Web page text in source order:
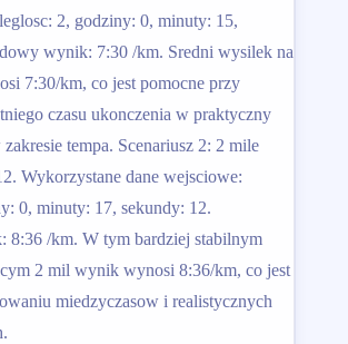
2, godziny: 0, minuty: 15,
wynik: 7:30 /km. Sredni wysilek na
7:30/km, co jest pomocne przy
czasu ukonczenia w praktyczny
tempa. Scenariusz 2: 2 mile
Wykorzystane dane wejsciowe:
0, minuty: 17, sekundy: 12.
8:36 /km. W tym bardziej stabilnym
2 mil wynik wynosi 8:36/km, co jest
miedzyczasow i realistycznych